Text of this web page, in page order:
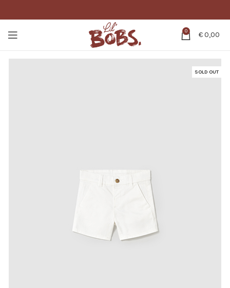
0 €0,00
SOLD OUT